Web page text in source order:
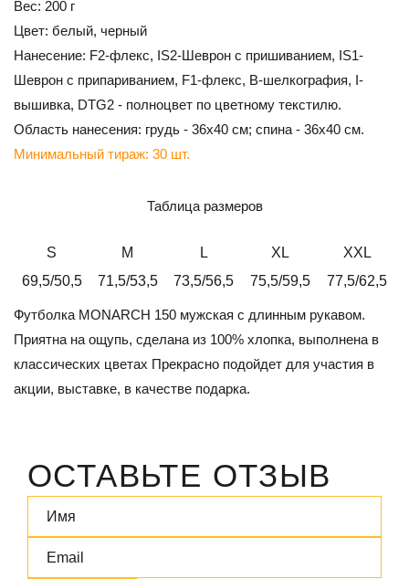
Вес: 200 г
Цвет: белый, черный
Нанесение: F2-флекс, IS2-Шеврон с пришиванием, IS1-
Шеврон с припариванием, F1-флекс, В-шелкография, I-
вышивка, DTG2 - полноцвет по цветному текстилю.
Область нанесения: грудь - 36х40 см; спина - 36х40 см.
Минимальный тираж: 30 шт.
Таблица размеров
S M L XL
XXL
69,5/50,5
71,5/53,5 73,5/56,5 75,5/59,5 77,5/62,5
Футболка MONARCH 150 мужская с длинным рукавом.
Приятна на ощупь, сделана из 100% хлопка, выполнена в
классических цветах Прекрасно подойдет для участия в
акции, выставке, в качестве подарка.
ОСТАВЬТЕ ОТЗЫВ